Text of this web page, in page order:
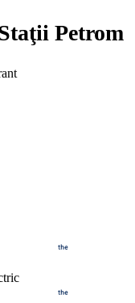
Petrom